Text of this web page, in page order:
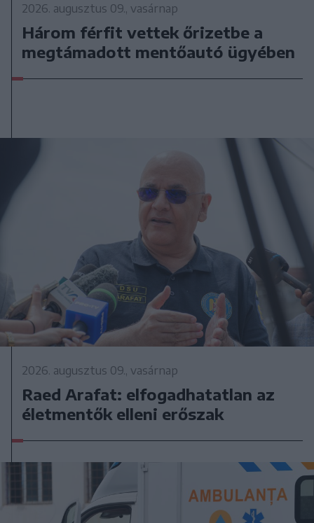
2026. augusztus 09., vasárnap
Három férfit vettek őrizetbe a
megtámadott mentőautó ügyében
2026. augusztus 09., vasárnap
Raed Arafat: elfogadhatatlan az
életmentők elleni erőszak